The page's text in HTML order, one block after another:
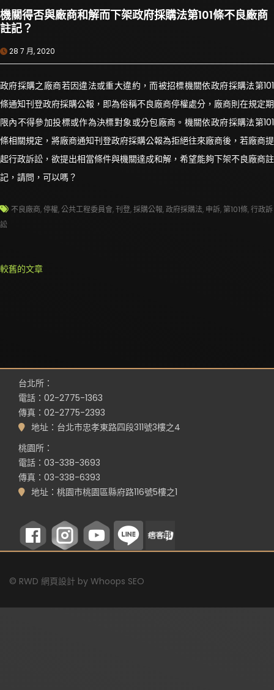
機關得否與廠商和解而下架政府採購法第101條不良廠商
註記？
28 7 月, 2020
政府採購之廠商若因違法或重大違約，而被招標機關依政府採購法第101
條通知刊登政府採購公報，即為俗稱不良廠商停權處分，廠商則在規定期
限內不得參加投標或作為決標對象或分包廠商。機關依政府採購法第101
條相關規定，將廠商通知刊登政府採購公報為拒絕往來廠商後，若廠商提
起行政訴訟，欲提出相當條件與機關達成和解，希望能夠下架不良廠商註
記，請問，可以嗎？
不良廠商,停權,公共工程委員會,刊登,採購公報,政府採購法, 申訴, 第101條,行政訴
訟
文
較舊的文章
台北所：
電話：02-2775-1363
傳真：02-2775-2393
地址：台北市忠孝東路四段311號3樓之4
桃園所：
電話：03-338-3693
傳真：03-338-6393
地址：桃園市桃園區縣府路116號5樓之1
© RWD 網頁設計 by Whoops SEO